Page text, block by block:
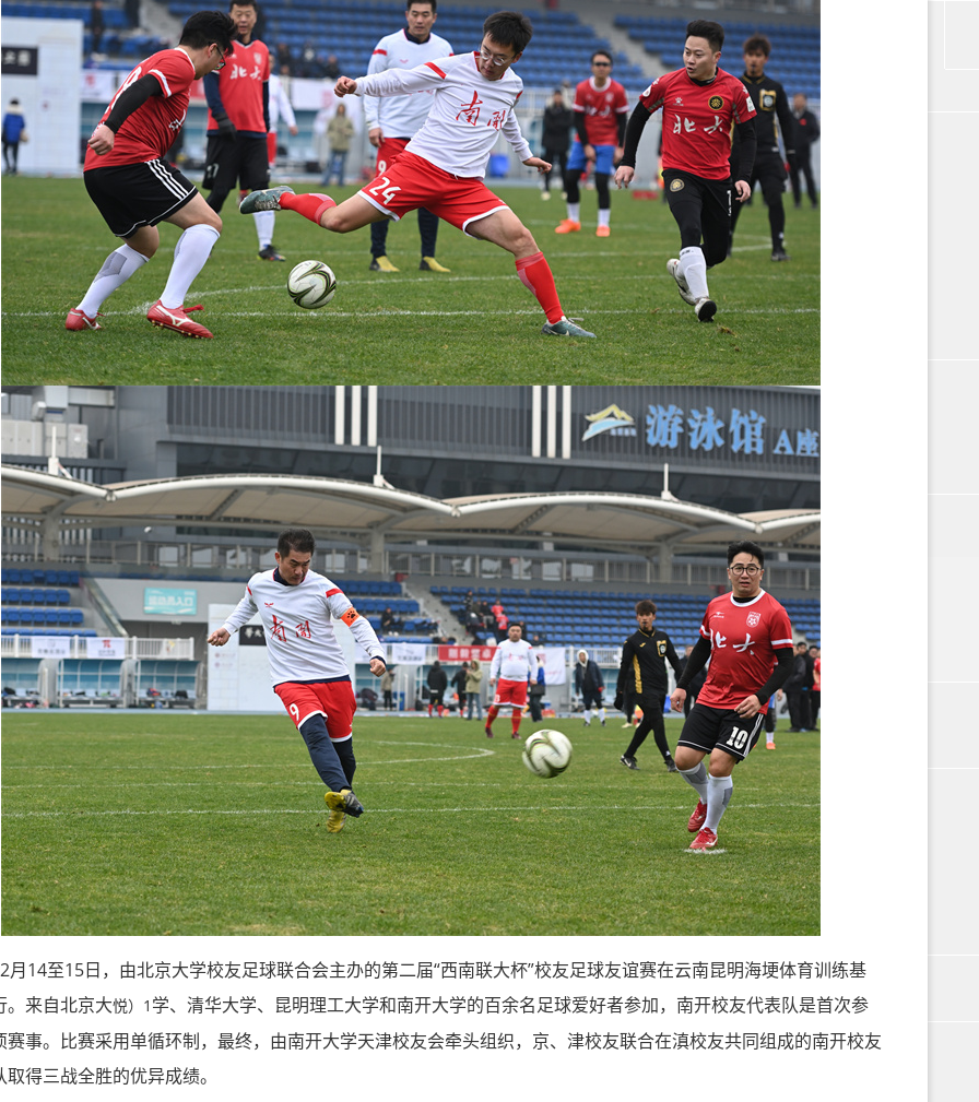
至15日，由北京大学校友足球联合会主办的第二届“西南联大杯”校友足球友谊赛在云南昆明海埂体育训练基
。来自北京大悦）1 学、清华大学、昆明理工大学和南开大学的百余名足球爱好者参加，南开校友代表队是首次参
赛事。比赛采用单循环制，最终，由南开大学天津校友会牵头组织，京、津校友联合在滇校友共同组成的南开校友
取得三战全胜的优异成绩。